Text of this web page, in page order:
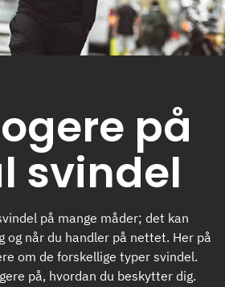
på
svindel
på mange måder; det kan
når du handler på nettet. Her på
om de forskellige typer svindel.
på, hvordan du beskytter dig.